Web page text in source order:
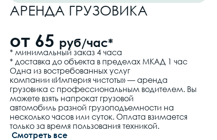
АРЕНДА ГРУЗОВИКА
от 65 руб/час*
* минимальный заказ 4 часа
* доставка до объекта в пределах МКАД 1 час
Одна из востребованных услуг
компании «Империя чистоты» — аренда
грузовика с профессиональным водителем. Вы
можете взять напрокат грузовой
автомобиль разной грузоподъемности на
несколько часов или суток. Оплата взимается
только за время пользования техникой.
Смотреть все